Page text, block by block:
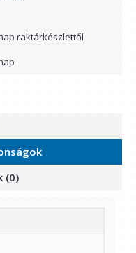
raktárkészlettől
(0)